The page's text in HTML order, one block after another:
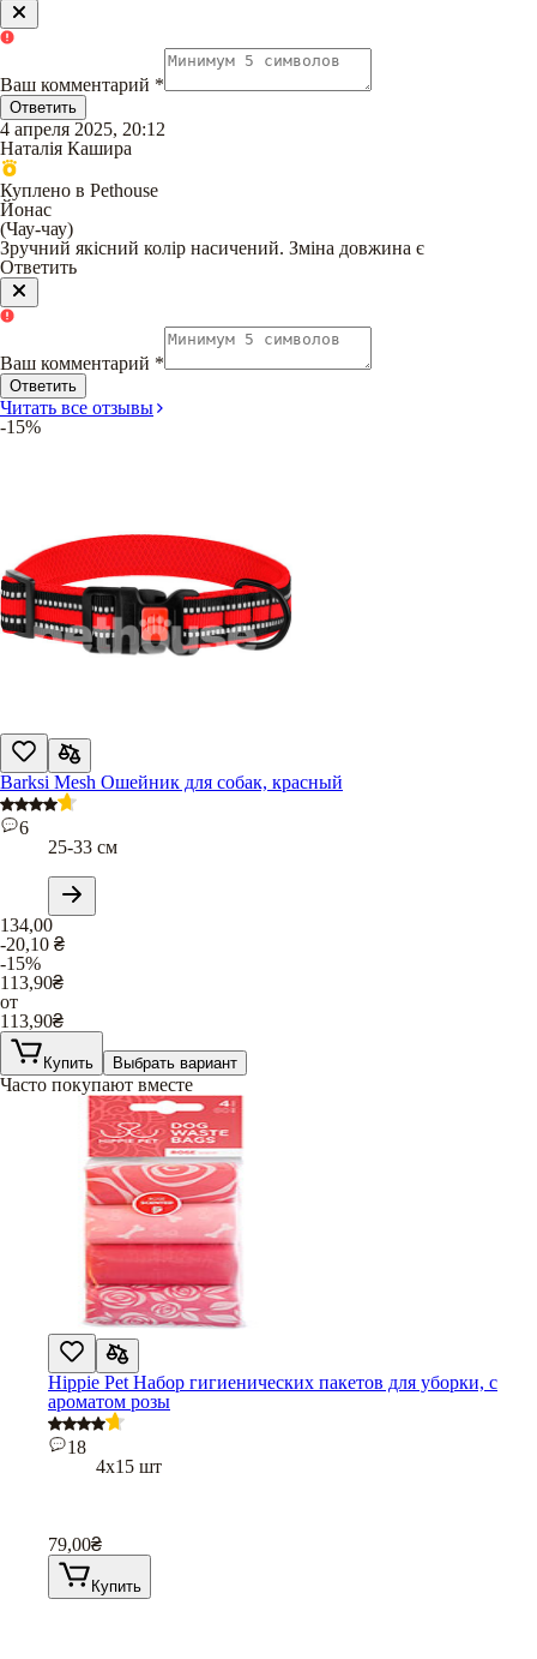
Ваш комментарий *
Ответить
4 апреля 2025, 20:12
Наталія Кашира
Куплено в Pethouse
Йонас
(Чау-чау)
Зручний якісний колір насичений. Зміна довжина є
Ответить
Ваш комментарий *
Ответить
Читать все отзывы
-15%
Barksi Mesh Ошейник для собак, красный
6
25-33 см
134,00
-20,10 ₴
-15%
113,90₴
от
113,90₴
Купить Выбрать вариант
Часто покупают вместе
Hippie Pet Набор гигиенических пакетов для уборки, с
ароматом розы
18
4х15 шт
79,00₴
Купить